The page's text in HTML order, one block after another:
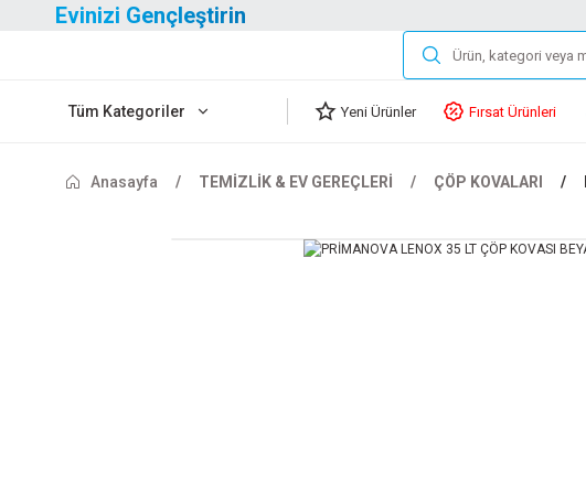
Evinizi Gençleştirin
Tüm Kategoriler Yeni Ürünler Fırsat Ürünleri
Anasayfa TEMİZLİK & EV GEREÇLERİ ÇÖP KOVALARI